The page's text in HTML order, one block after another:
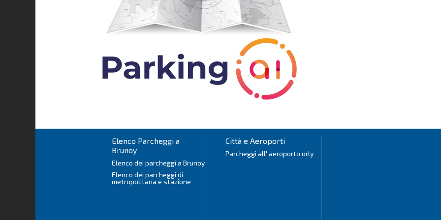
Elenco Parcheggi a
Brunoy
Elenco dei parcheggi a Brunoy
Elenco dei parcheggi di
metropolitana e stazione
Città e Aeroporti
Parcheggi all' aeroporto orly